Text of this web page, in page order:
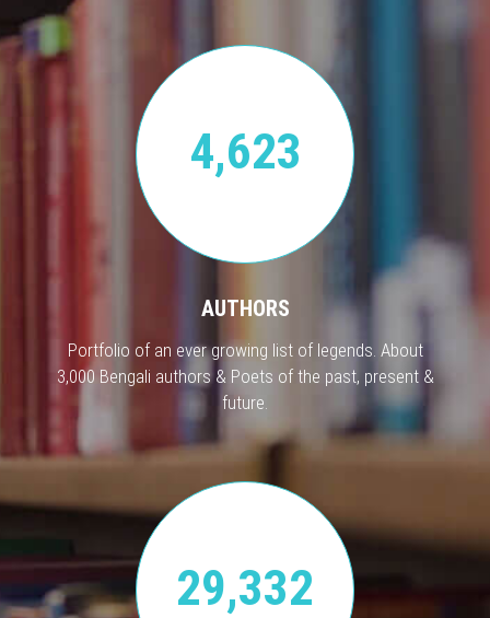
4,623
AUTHORS
Portfolio of an ever growing list of legends. About
3,000 Bengali authors & Poets of the past, present &
future.
29,332